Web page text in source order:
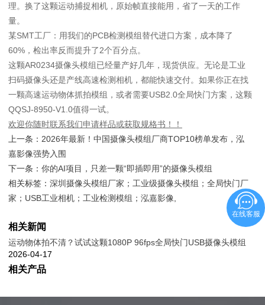
理。换了这颗运动捕捉相机，原始帧直接能用，省了一天的工作
量。
某SMT工厂：用我们的PCB检测模组替代进口方案，成本降了
60%，检出率反而提升了2个百分点。
这颗AR0234摄像头模组已经量产好几年，现货供应。无论是工业
扫码摄像头还是产线高速检测相机，都能快速交付。如果你正在找
一颗高速运动物体抓拍模组，或者需要USB2.0全局快门方案，这颗
QQSJ-8950-V1.0值得一试。
欢迎你随时联系我们申请样品或获取规格书！！
上一条： 2026年最新！中国摄像头模组厂商TOP10榜单发布，泓
嘉影像强势入围
下一条： 你的AI项目，只差一颗“即插即用”的摄像头模组
相关标签： 深圳摄像头模组厂家；工业级摄像头模组；全局快门厂
家；USB工业相机；工业检测模组；泓嘉影像
相关新闻
运动物体拍不清？试试这颗1080P 96fps全局快门USB摄像头模组
2026-04-17
相关产品
在线客服